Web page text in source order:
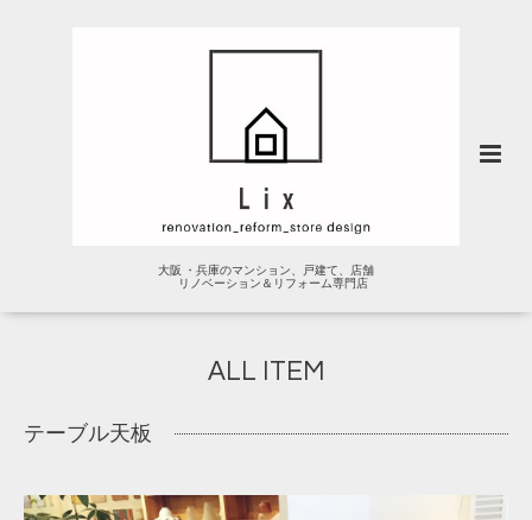
大阪 ・兵庫のマンション、戸建て、店舗
リノベーション＆リフォーム専門店
ALL ITEM
テーブル天板